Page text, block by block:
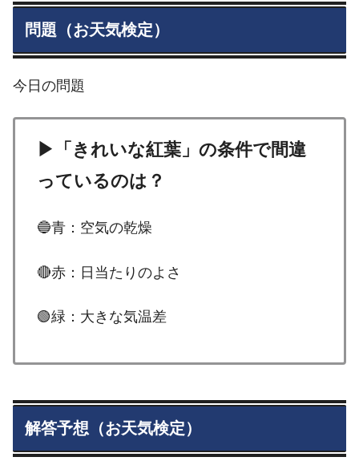
問題（お天気検定）
今日の問題
▶「きれいな紅葉」の条件で間違
っているのは？
🔵青：空気の乾燥
🔴赤：日当たりのよさ
🟢緑：大きな気温差
解答予想（お天気検定）